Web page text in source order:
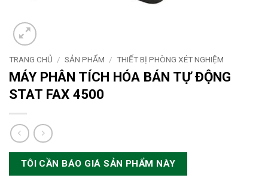
TRANG CHỦ / SẢN PHẨM / THIẾT BỊ PHÒNG XÉT NGHIỆM
MÁY PHÂN TÍCH HÓA BÁN TỰ ĐỘNG
STAT FAX 4500
TÔI CẦN BÁO GIÁ SẢN PHẨM NÀY